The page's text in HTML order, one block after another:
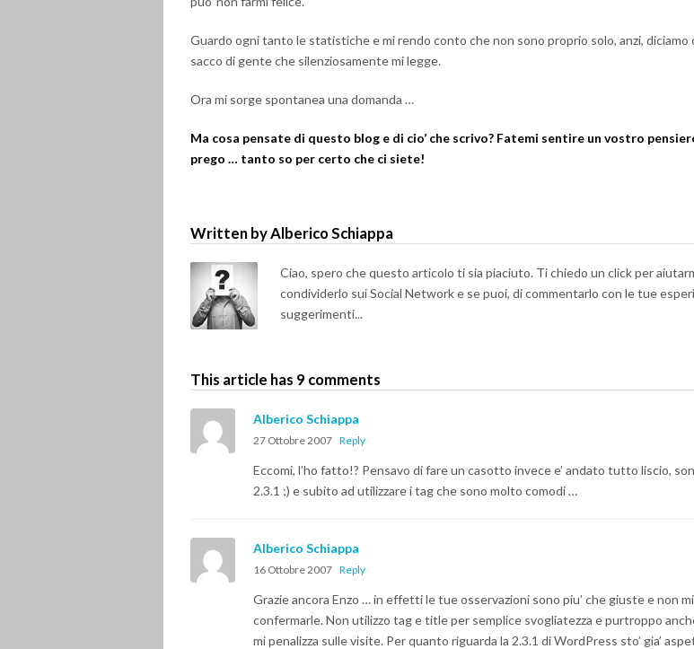
Guardo ogni tanto le statistiche e mi rendo conto che non sono proprio solo, anzi, diciamo
sacco di gente che silenziosamente mi legge.
Ora mi sorge spontanea una domanda …
Ma cosa pensate di questo blog e di cio’ che scrivo? Fatemi sentire un vostro
prego … tanto so per certo che ci siete!
Written by Alberico Schiappa
Ciao, spero che questo articolo ti sia piaciuto. Ti chiedo un click per
condividerlo sui Social Network e se puoi, di commentarlo con le tue
suggerimenti...
This article has 9 comments
Alberico Schiappa
27 Ottobre 2007 Reply
Eccomi, l’ho fatto!? Pensavo di fare un casotto invece e’ andato tutto liscio,
2.3.1 ;) e subito ad utilizzare i tag che sono molto comodi …
Alberico Schiappa
16 Ottobre 2007 Reply
Grazie ancora Enzo … in effetti le tue osservazioni sono piu’ che giuste e non
confermarle. Non utilizzo tag e title per semplice svogliatezza e purtroppo
mi penalizza sulle visite. Per quanto riguarda la 2.3.1 di WordPress sto’ gia’